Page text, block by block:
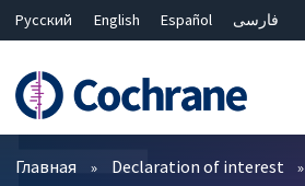
Русский English Español
فارسی
Bahasa Malaysia
ไทย
繁體中文
简体中文
Фильтры
Главная Declaration of interest